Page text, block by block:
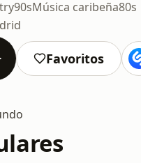
90sMúsica caribeña80s
Favoritos